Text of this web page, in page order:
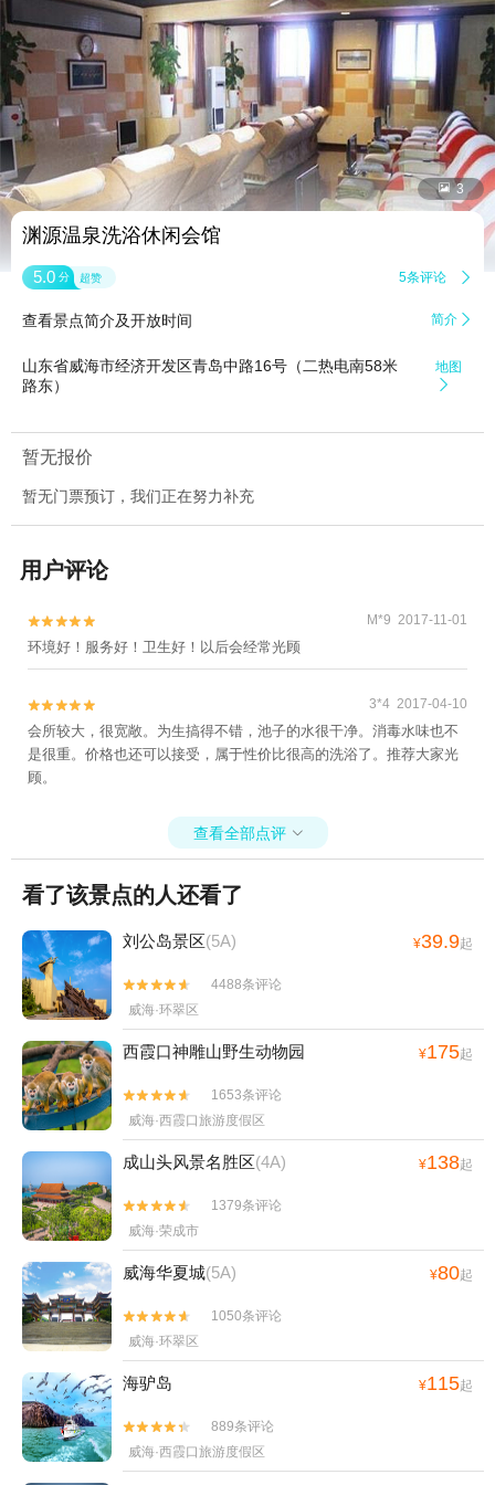
 3
渊源温泉洗浴休闲会馆
5.0 分 超赞 5条评论 
查看景点简介及开放时间 简介 
山东省威海市经济开发区青岛中路16号（二热电南58米
路东）
地图

暂无报价
暂无门票预订，我们正在努力补充
用户评论

 M*9 2017-11-01
环境好！服务好！卫生好！以后会经常光顾

 3*4 2017-04-10
会所较大，很宽敞。为生搞得不错，池子的水很干净。消毒水味也不
是很重。价格也还可以接受，属于性价比很高的洗浴了。推荐大家光
顾。
查看全部点评 
看了该景点的人还看了
刘公岛景区(5A) ¥39.9起


4488条评论
威海·环翠区
西霞口神雕山野生动物园 ¥175起


1653条评论
威海·西霞口旅游度假区
成山头风景名胜区(4A) ¥138起


1379条评论
威海·荣成市
威海华夏城(5A) ¥80起


1050条评论
威海·环翠区
海驴岛 ¥115起


889条评论
威海·西霞口旅游度假区
